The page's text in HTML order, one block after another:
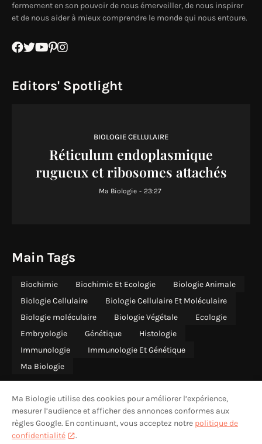
fermement en son pouvoir de nous émerveiller, de nous inspirer
et de nous aider à mieux comprendre le monde qui nous entoure.
Editors' Spotlight
BIOLOGIE CELLULAIRE
Réticulum endoplasmique
rugueux et ribosomes attachés
Ma Biologie - 23:27
Main Tags
Biochimie Biochimie Et Ecologie
Biologie Animale
Biologie Cellulaire
Biologie Cellulaire Et Moléculaire
Biologie moléculaire
Biologie Végétale
Ecologie
Embryologie
Génétique
Histologie
Immunologie
Immunologie Et Génétique
Ma Biologie
ACCUEILQUI SOMMES-NOUSCONTACTCONFIDENTIALITÉ
MENTIONS LÉGALES
Ma Biologie utilise des cookies pour améliorer l’expérience,
mesurer l’audience et afficher des annonces conformes aux
règles Google. En continuant, vous acceptez notre politique de
confidentialité
.